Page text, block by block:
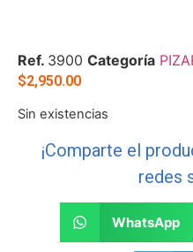
Ref. 3900 Categoría
$2,950.00
Sin existencias
¡Comparte el
redes
WhatsApp